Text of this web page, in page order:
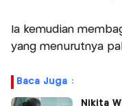
Ia kemudian
yang menurutnya
Baca Juga :
Nikita